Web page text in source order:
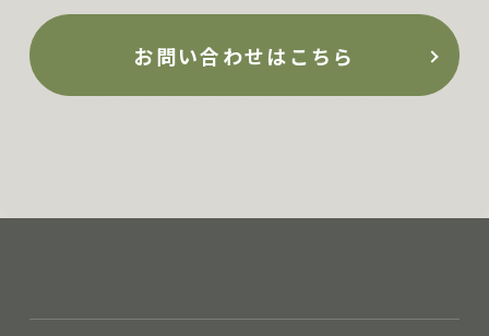
お問い合わせはこちら